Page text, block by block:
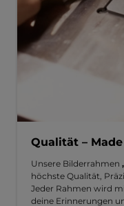
Qualität –
Unsere Bilderrahmen
höchste Qualität,
Jeder Rahmen wird
deine Erinnerungen